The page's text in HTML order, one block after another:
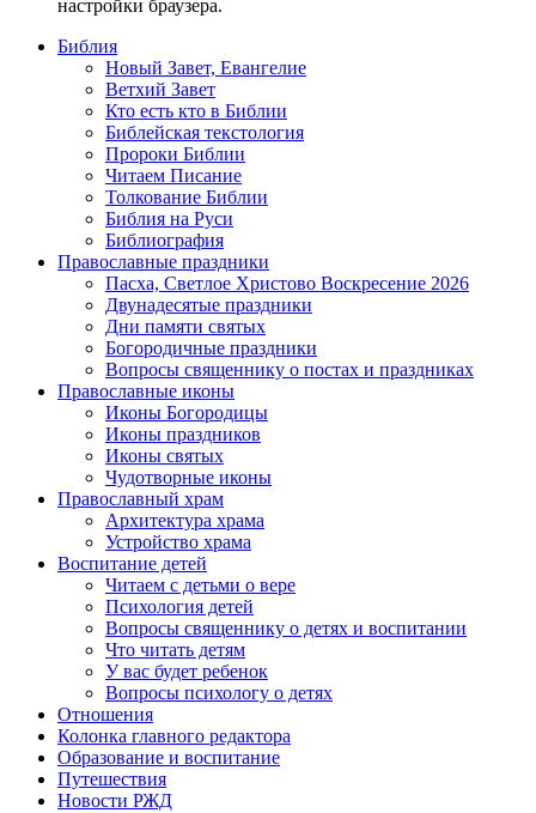
настройки браузера.
Библия
Новый Завет, Евангелие
Ветхий Завет
Кто есть кто в Библии
Библейская текстология
Пророки Библии
Читаем Писание
Толкование Библии
Библия на Руси
Библиография
Православные праздники
Пасха, Светлое Христово Воскресение 2026
Двунадесятые праздники
Дни памяти святых
Богородичные праздники
Вопросы священнику о постах и праздниках
Православные иконы
Иконы Богородицы
Иконы праздников
Иконы святых
Чудотворные иконы
Православный храм
Архитектура храма
Устройство храма
Воспитание детей
Читаем с детьми о вере
Психология детей
Вопросы священнику о детях и воспитании
Что читать детям
У вас будет ребенок
Вопросы психологу о детях
Отношения
Колонка главного редактора
Образование и воспитание
Путешествия
Новости РЖД